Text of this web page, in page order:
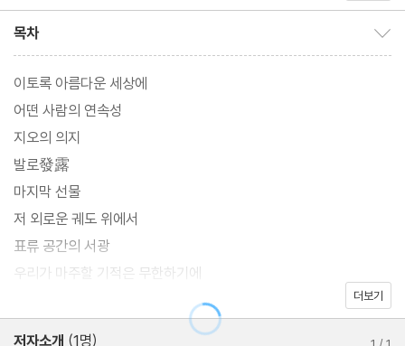
면서 다짐하듯 속삭인다. “다시는 반복되지 않기를.”
이러한 이하진의 세계는 분명 과학적 상상력에 기반하지만, 독자에
게 이 세계는 지독하게 현실적이다. 지구의 온도는 해마다 높아지고
그로 인한 기후 위기는 외면할 수 없는 현실이 되었다. AI 기술은 그
것이 언젠가 인간의 제어를 벗어날 것만 같은 불안을 불러일으킨다.
많은 사람이 그저 혐오와 불신으로 당면한 현실과 불안을 잠시 잊고
자 한다. 이하진의 소설은 묻는다. 당신은 어떠한 선택을 할 것이냐
고. 그리고 이어서 말한다. 당신의 선택이 기적을 만들 수 있다고. 불
안하고 꺾이고 상처받아도 나아갈 수 있다고. 그것이 지금 우리가 만
들어낼 무한한 기적이라고.
목차
이토록 아름다운 세상에
어떤 사람의 연속성
지오의 의지
발로發露
마지막 선물
저 외로운 궤도 위에서
표류 공간의 서광
우리가 마주할 기적은 무한하기에
더보기
저자소개 (1명) 1 /1